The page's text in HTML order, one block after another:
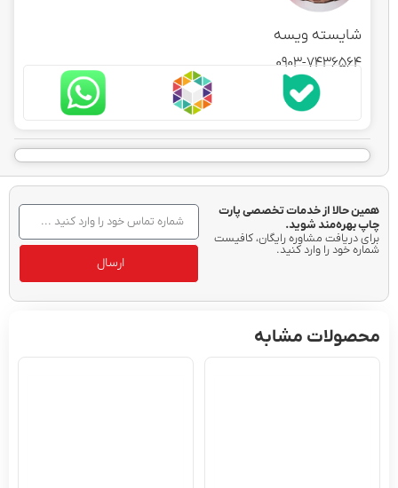
شایسته ویسه
0903-7436564
همین حالا از خدمات تخصصی پارت
چاپ بهره‌مند شوید.
برای دریافت مشاوره رایگان، کافیست
شماره خود را وارد کنید.
ارسال
محصولات مشابه